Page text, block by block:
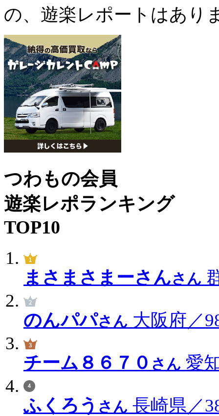
の、遊楽レポートはあり
つわもの会員
遊楽レポランキング
TOP10
まさまさまーさんさん
のんパパさん 大阪府／
チーム８６７０ さん 愛
ふくろう さん 長崎県／